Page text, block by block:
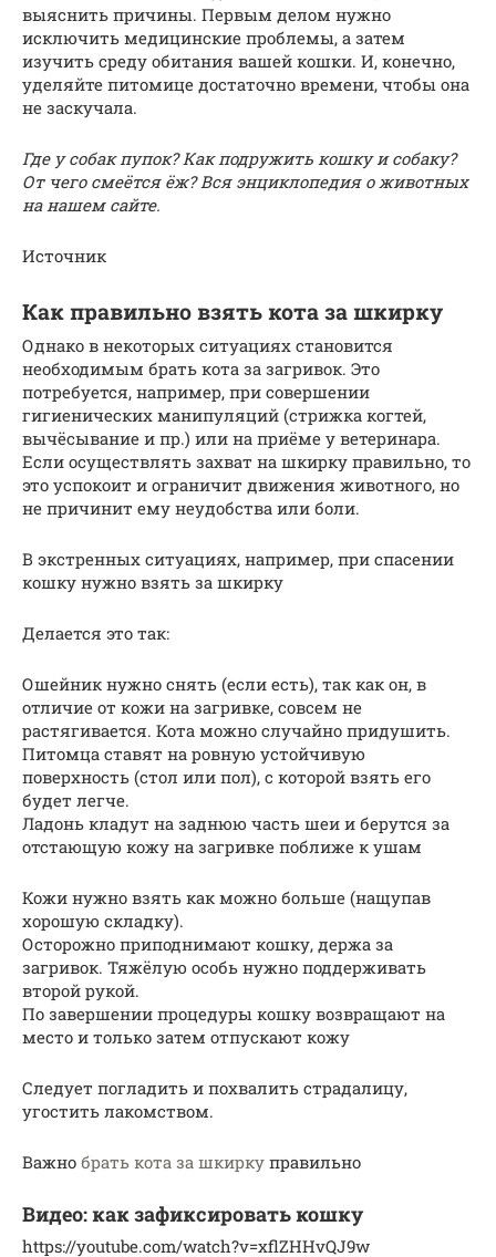
выяснить причины. Первым делом нужно
исключить медицинские проблемы, а затем
изучить среду обитания вашей кошки. И, конечно,
уделяйте питомице достаточно времени, чтобы она
не заскучала.
Где у собак пупок? Как подружить кошку и собаку?
От чего смеётся ёж? Вся энциклопедия о животных
на нашем сайте.
Источник
Как правильно взять кота за шкирку
Однако в некоторых ситуациях становится
необходимым брать кота за загривок. Это
потребуется, например, при совершении
гигиенических манипуляций (стрижка когтей,
вычёсывание и пр.) или на приёме у ветеринара.
Если осуществлять захват на шкирку правильно, то
это успокоит и ограничит движения животного, но
не причинит ему неудобства или боли.
В экстренных ситуациях, например, при спасении
кошку нужно взять за шкирку
Делается это так:
Ошейник нужно снять (если есть), так как он, в
отличие от кожи на загривке, совсем не
растягивается. Кота можно случайно придушить.
Питомца ставят на ровную устойчивую
поверхность (стол или пол), с которой взять его
будет легче.
Ладонь кладут на заднюю часть шеи и берутся за
отстающую кожу на загривке поближе к ушам
Кожи нужно взять как можно больше (нащупав
хорошую складку).
Осторожно приподнимают кошку, держа за
загривок. Тяжёлую особь нужно поддерживать
второй рукой.
По завершении процедуры кошку возвращают на
место и только затем отпускают кожу
Следует погладить и похвалить страдалицу,
угостить лакомством.
Важно брать кота за шкирку правильно
Видео: как зафиксировать кошку
https://youtube.com/watch?v=xflZHHvQJ9w